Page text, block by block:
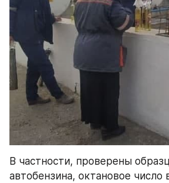
В частности, проверены
автобензина, октановое